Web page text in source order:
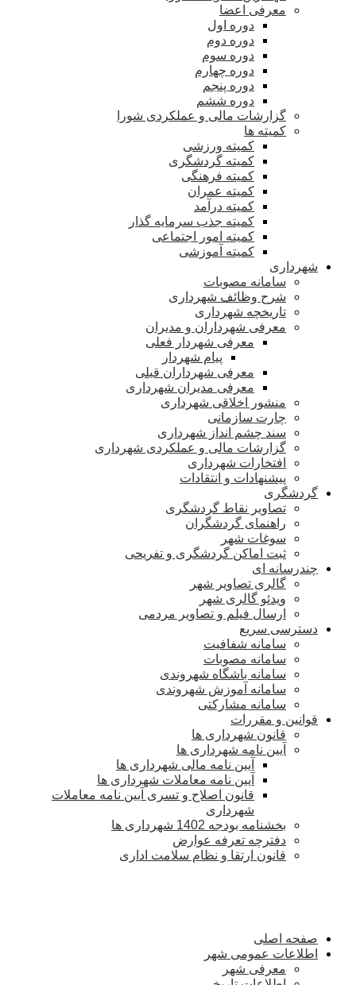
معرفی اعضا
دوره اول
دوره دوم
دوره سوم
دوره چهارم
دوره پنجم
دوره ششم
گزارشات مالی و عملکردی شورا
کمیته ها
کمیته ورزشی
کمیته گردشگری
کمیته فرهنگی
کمیته عمران
کمیته درآمد
کمیته جذب سرمایه گذار
کمیته امور اجتماعی
کمیته آموزشی
شهرداری
سامانه مصوبات
شرح وظائف شهرداری
تاریخچه شهرداری
معرفی شهرداران و مدیران
معرفی شهردار فعلی
پیام شهردار
معرفی شهرداران قبلی
معرفی مدیران شهرداری
منشور اخلاقی شهرداری
چارت سازمانی
سند چشم انداز شهرداری
گزارشات مالی و عملکردی شهرداری
افتخارات شهرداری
پیشنهادات و انتقادات
گردشگری
تصاویر نقاط گردشگری
راهنمای گردشگران
سوغات شهر
ثبت اماکن گردشگری و تفریحی
چندرسانه ای
گالری تصاویر شهر
ویدئو گالری شهر
ارسال فیلم و تصاویر مردمی
دسترسی سریع
سامانه شفافیت
سامانه مصوبات
سامانه باشگاه شهروندی
سامانه آموزش شهروندی
سامانه مشارکتی
قوانین و مقررات
قانون شهرداری ها
آیین نامه شهرداری ها
آیین نامه مالی شهرداری ها
آیین نامه معاملات شهرداری ها
قانون اصلاح و تسری آیین نامه معاملات
شهرداری
بخشنامه بودجه 1402 شهرداری ها
دفترچه تعرفه عوارض
قانون ارتقا و نظام سلامت اداری
صفحه اصلی
اطلاعات عمومی شهر
معرفی شهر